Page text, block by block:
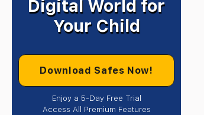
Digital World for
Your Child
Download Safes Now!
Enjoy a 5-Day Free Trial
Access All Premium Features